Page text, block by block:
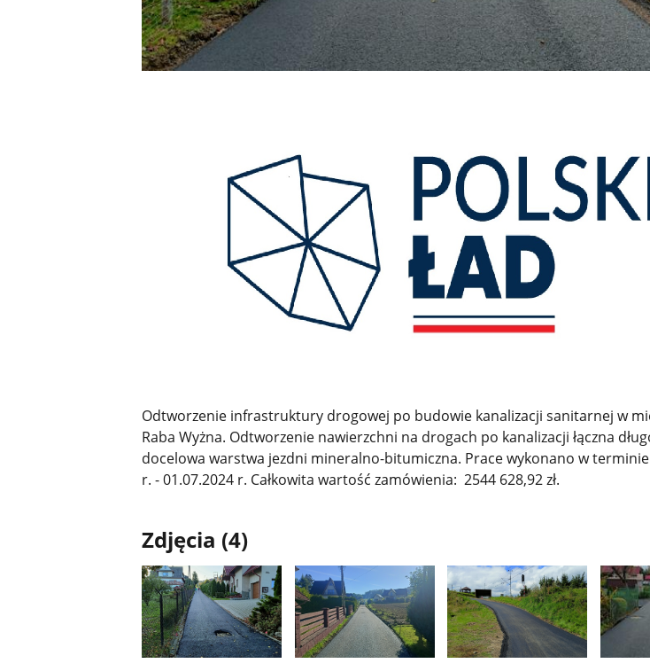
Odtworzenie infrastruktury drogowej po budowie kanalizacji sanitarnej w
Raba Wyżna. Odtworzenie nawierzchni na drogach po kanalizacji łączna
docelowa warstwa jezdni mineralno-bitumiczna. Prace wykonano w
r. - 01.07.2024 r. Całkowita wartość zamówienia: 2544 628,92 zł.
Zdjęcia (4)